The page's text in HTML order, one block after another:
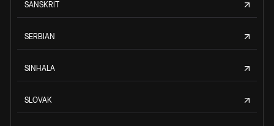
SANSKRIT
SERBIAN
SINHALA
SLOVAK